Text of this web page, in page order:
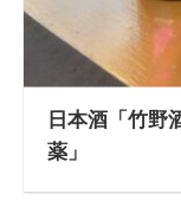
日本酒「竹野
薬」